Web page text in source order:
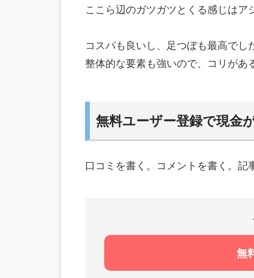
ここら辺のガツガツとくる感じはア
コスパも良いし、足つぼも最高でし
整体的な要素も強いので、コリがあ
無料ユーザー登録で現金
口コミを書く。コメントを書く。記
無